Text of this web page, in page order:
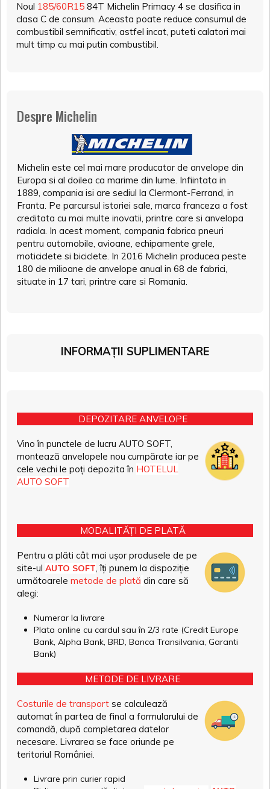
Noul 185/60R15 84T Michelin Primacy 4 se clasifica in
clasa C de consum. Aceasta poate reduce consumul de
combustibil semnificativ, astfel incat, puteti calatori mai
mult timp cu mai putin combustibil.
Despre Michelin
Michelin este cel mai mare producator de anvelope din
Europa si al doilea ca marime din lume. Infiintata in
1889, compania isi are sediul la Clermont-Ferrand, in
Franta. Pe parcursul istoriei sale, marca franceza a fost
creditata cu mai multe inovatii, printre care si anvelopa
radiala. In acest moment, compania fabrica pneuri
pentru automobile, avioane, echipamente grele,
moticiclete si biciclete. In 2016 Michelin producea peste
180 de milioane de anvelope anual in 68 de fabrici,
situate in 17 tari, printre care si Romania.
INFORMAȚII SUPLIMENTARE
DEPOZITARE ANVELOPE
Vino în punctele de lucru AUTO SOFT,
montează anvelopele nou cumpărate iar pe
cele vechi le poți depozita în HOTELUL
AUTO SOFT
MODALITĂȚI DE PLATĂ
Pentru a plăti cât mai ușor produsele de pe
site-ul AUTO SOFT, îți punem la dispoziție
următoarele metode de plată din care să
alegi:
Numerar la livrare
Plata online cu cardul sau în 2/3 rate (Credit Europe
Bank, Alpha Bank, BRD, Banca Transilvania, Garanti
Bank)
METODE DE LIVRARE
Costurile de transport se calculează
automat în partea de final a formularului de
comandă, după completarea datelor
necesare. Livrarea se face oriunde pe
teritoriul României.
Livrare prin curier rapid